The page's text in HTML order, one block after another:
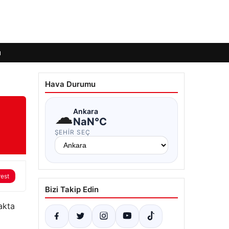
Hava Durumu
☁Ankara
NaN°C
ŞEHIR SEÇ
Bizi Takip Edin